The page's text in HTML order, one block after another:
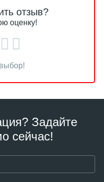
отзыв?
оценку!
Задайте
сейчас!